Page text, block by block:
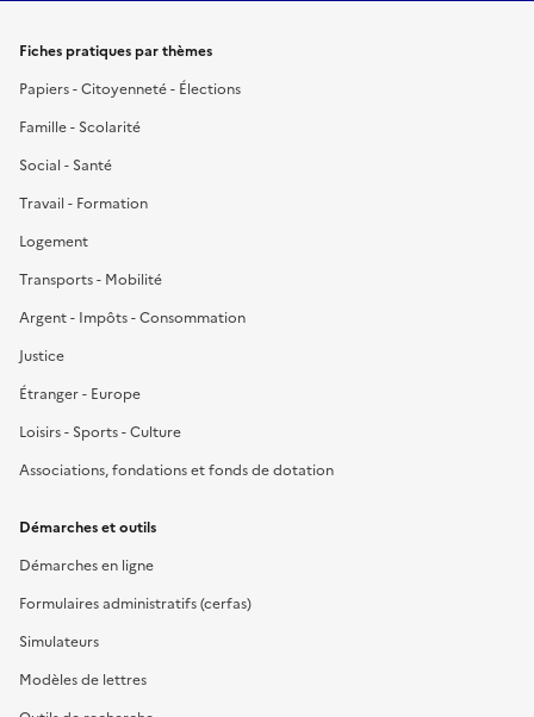
Fiches pratiques par thèmes
Papiers - Citoyenneté - Élections
Famille - Scolarité
Social - Santé
Travail - Formation
Logement
Transports - Mobilité
Argent - Impôts - Consommation
Justice
Étranger - Europe
Loisirs - Sports - Culture
Associations, fondations et fonds de dotation
Démarches et outils
Démarches en ligne
Formulaires administratifs (cerfas)
Simulateurs
Modèles de lettres